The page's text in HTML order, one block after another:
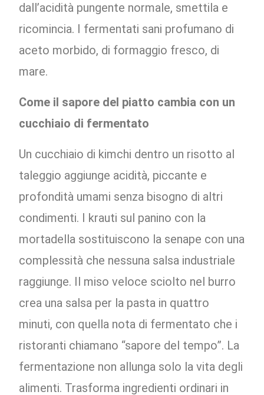
dall’acidità pungente normale, smettila e
ricomincia. I fermentati sani profumano di
aceto morbido, di formaggio fresco, di
mare.
Come il sapore del piatto cambia con un
cucchiaio di fermentato
Un cucchiaio di kimchi dentro un risotto al
taleggio aggiunge acidità, piccante e
profondità umami senza bisogno di altri
condimenti. I krauti sul panino con la
mortadella sostituiscono la senape con una
complessità che nessuna salsa industriale
raggiunge. Il miso veloce sciolto nel burro
crea una salsa per la pasta in quattro
minuti, con quella nota di fermentato che i
ristoranti chiamano “sapore del tempo”. La
fermentazione non allunga solo la vita degli
alimenti. Trasforma ingredienti ordinari in